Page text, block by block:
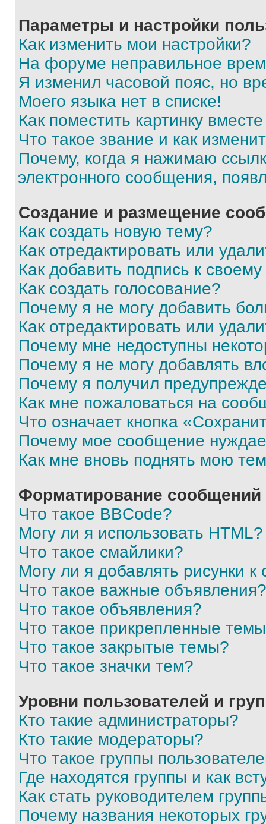
Параметры и настройки
Как изменить мои настройки?
На форуме неправильное
Я изменил часовой пояс, но
Моего языка нет в списке!
Как поместить картинку
Что такое звание и как
Почему, когда я нажимаю
электронного сообщения,
Создание и размещение
Как создать новую тему?
Как отредактировать или
Как добавить подпись к
Как создать голосование?
Почему я не могу добавить
Как отредактировать или
Почему мне недоступны
Почему я не могу добавлять
Почему я получил
Как мне пожаловаться на
Что означает кнопка
Почему мое сообщение
Как мне вновь поднять мою
Форматирование
Что такое BBCode?
Могу ли я использовать HTML?
Что такое смайлики?
Могу ли я добавлять рисунки
Что такое важные объявления?
Что такое объявления?
Что такое прикрепленные
Что такое закрытые темы?
Что такое значки тем?
Уровни пользователей и
Кто такие администраторы?
Кто такие модераторы?
Что такое группы
Где находятся группы и как
Как стать руководителем
Почему названия некоторых